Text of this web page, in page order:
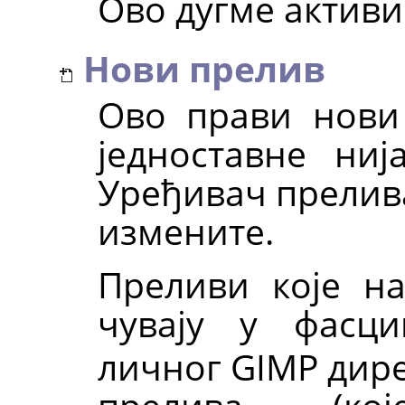
Нови прелив
Ово прави
једноставне
Уређивач
измените.
Преливи које
чувају у
личног GIMP